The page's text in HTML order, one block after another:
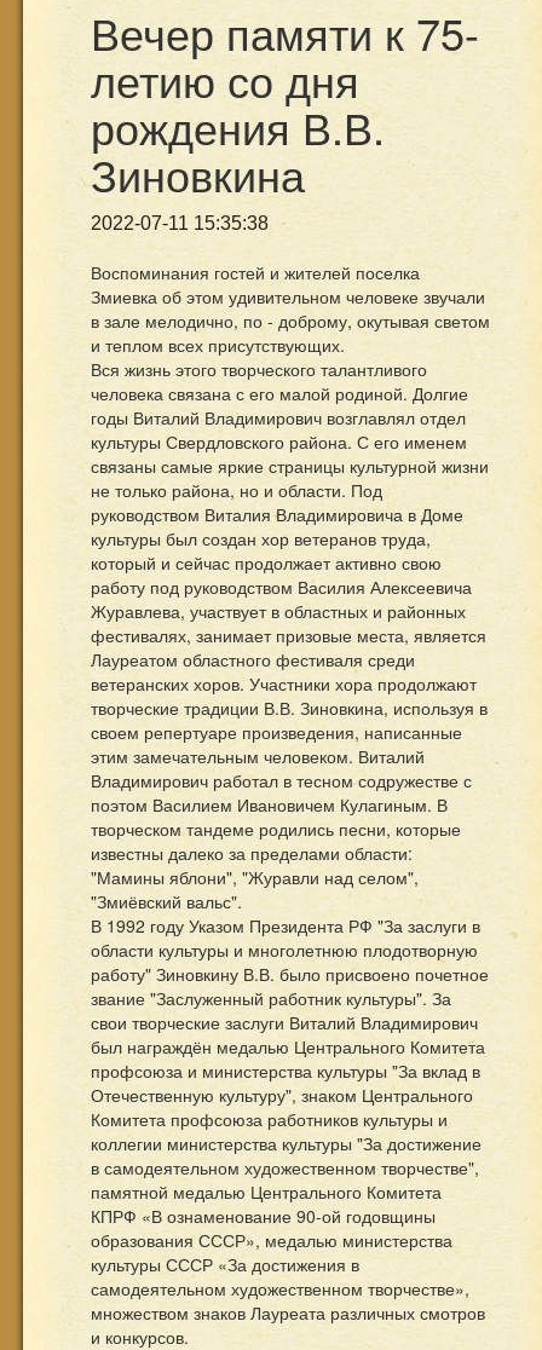
Вечер памяти к 75-
летию со дня
рождения В.В.
Зиновкина
2022-07-11 15:35:38
Воспоминания гостей и жителей поселка
Змиевка об этом удивительном человеке звучали
в зале мелодично, по - доброму, окутывая светом
и теплом всех присутствующих.
Вся жизнь этого творческого талантливого
человека связана с его малой родиной. Долгие
годы Виталий Владимирович возглавлял отдел
культуры Свердловского района. С его именем
связаны самые яркие страницы культурной жизни
не только района, но и области. Под
руководством Виталия Владимировича в Доме
культуры был создан хор ветеранов труда,
который и сейчас продолжает активно свою
работу под руководством Василия Алексеевича
Журавлева, участвует в областных и районных
фестивалях, занимает призовые места, является
Лауреатом областного фестиваля среди
ветеранских хоров. Участники хора продолжают
творческие традиции В.В. Зиновкина, используя в
своем репертуаре произведения, написанные
этим замечательным человеком. Виталий
Владимирович работал в тесном содружестве с
поэтом Василием Ивановичем Кулагиным. В
творческом тандеме родились песни, которые
известны далеко за пределами области:
"Мамины яблони", "Журавли над селом",
"Змиёвский вальс".
В 1992 году Указом Президента РФ "За заслуги в
области культуры и многолетнюю плодотворную
работу" Зиновкину В.В. было присвоено почетное
звание "Заслуженный работник культуры". За
свои творческие заслуги Виталий Владимирович
был награждён медалью Центрального Комитета
профсоюза и министерства культуры "За вклад в
Отечественную культуру", знаком Центрального
Комитета профсоюза работников культуры и
коллегии министерства культуры "За достижение
в самодеятельном художественном творчестве",
памятной медалью Центрального Комитета
КПРФ «В ознаменование 90-ой годовщины
образования СССР», медалью министерства
культуры СССР «За достижения в
самодеятельном художественном творчестве»,
множеством знаков Лауреата различных смотров
и конкурсов.